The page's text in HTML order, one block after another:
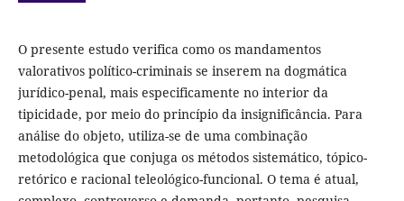
O presente estudo verifica como os mandamentos
valorativos político-criminais se inserem na dogmática
jurídico-penal, mais especificamente no interior da
tipicidade, por meio do princípio da insignificância. Para
análise do objeto, utiliza-se de uma combinação
metodológica que conjuga os métodos sistemático, tópico-
retórico e racional teleológico-funcional. O tema é atual,